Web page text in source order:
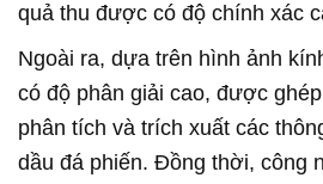
quả thu được có độ chính xác
Ngoài ra, dựa trên hình ảnh
có độ phân giải cao, được
phân tích và trích xuất các
dầu đá phiến. Đồng thời, công